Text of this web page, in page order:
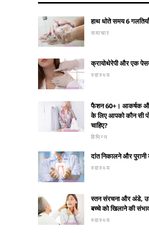
हाथ धोते समय 6
समाचार
क्रायोथेरेपी और एक
स्वास्थ्य
फैशन 60+। आकर्षक
के लिए आपको कौन सी
चाहिए?
विभिन्न
दांत निकालने और पुरानी
स्वास्थ्य
स्तन संरचना और अंडे,
बच्चे को खिलाने की
स्वास्थ्य